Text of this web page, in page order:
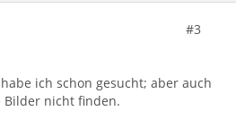
#3
ich schon gesucht; aber auch
nicht finden.